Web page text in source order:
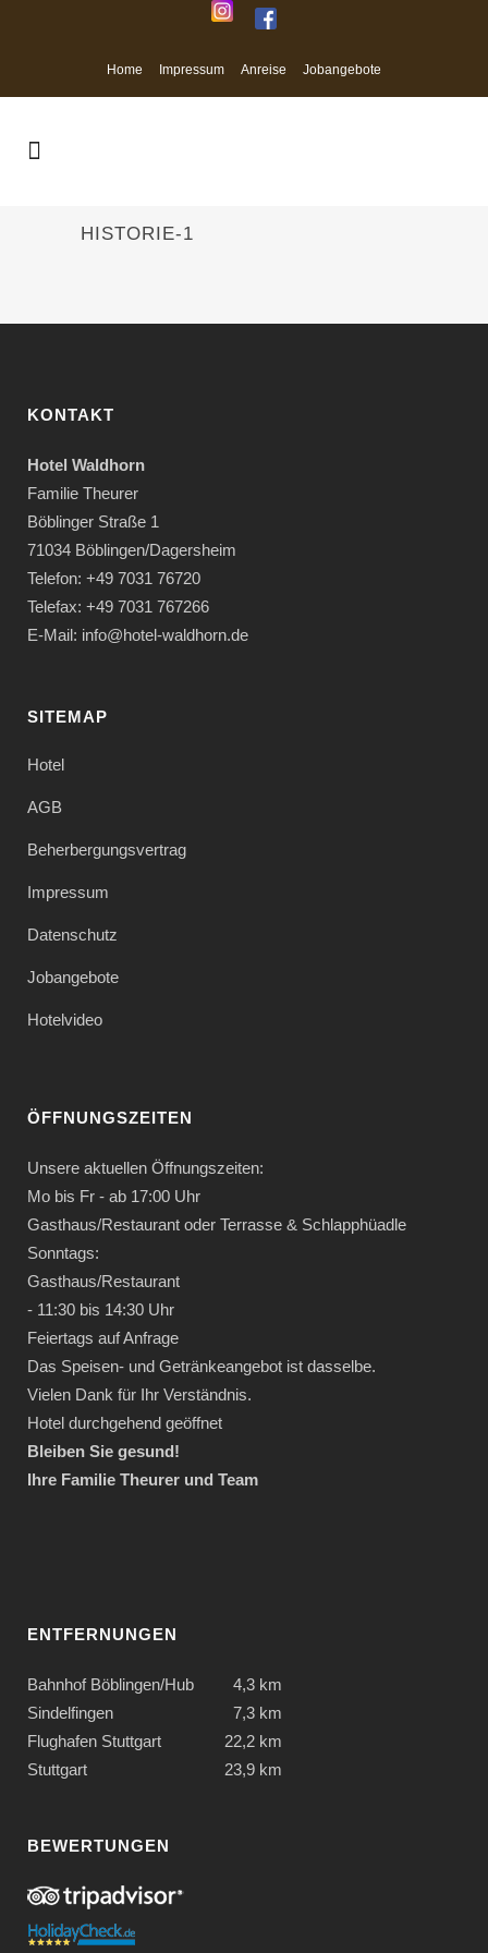
Home Impressum Anreise Jobangebote
HISTORIE-1
KONTAKT
Hotel Waldhorn
Familie Theurer
Böblinger Straße 1
71034 Böblingen/Dagersheim
Telefon: +49 7031 76720
Telefax: +49 7031 767266
E-Mail: info@hotel-waldhorn.de
SITEMAP
Hotel
AGB
Beherbergungsvertrag
Impressum
Datenschutz
Jobangebote
Hotelvideo
ÖFFNUNGSZEITEN
Unsere aktuellen Öffnungszeiten:
Mo bis Fr - ab 17:00 Uhr
Gasthaus/Restaurant oder Terrasse & Schlapphüadle
Sonntags:
Gasthaus/Restaurant
- 11:30 bis 14:30 Uhr
Feiertags auf Anfrage
Das Speisen- und Getränkeangebot ist dasselbe.
Vielen Dank für Ihr Verständnis.
Hotel durchgehend geöffnet
Bleiben Sie gesund!
Ihre Familie Theurer und Team
ENTFERNUNGEN
Bahnhof Böblingen/Hub
4,3 km
Sindelfingen
7,3 km
Flughafen Stuttgart
22,2 km
Stuttgart
23,9 km
BEWERTUNGEN